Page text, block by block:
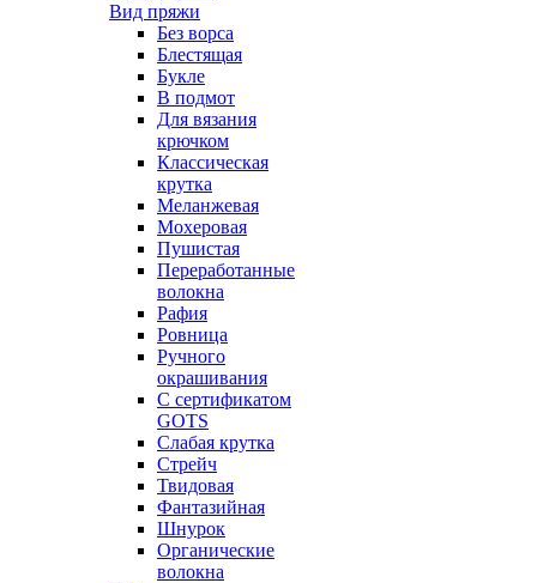
Вид пряжи
Без ворса
Блестящая
Букле
В подмот
Для вязания
крючком
Классическая
крутка
Меланжевая
Мохеровая
Пушистая
Переработанные
волокна
Рафия
Ровница
Ручного
окрашивания
С сертификатом
GOTS
Слабая крутка
Стрейч
Твидовая
Фантазийная
Шнурок
Органические
волокна